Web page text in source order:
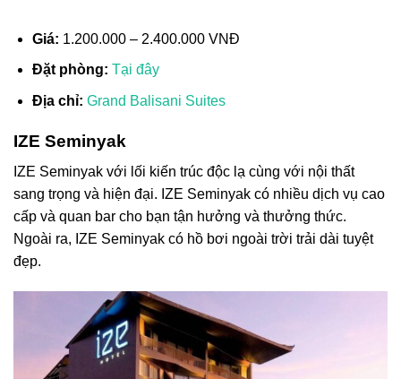
Giá: 1.200.000 – 2.400.000 VNĐ
Đặt phòng: Tại đây
Địa chỉ: Grand Balisani Suites
IZE Seminyak
IZE Seminyak với lối kiến trúc độc lạ cùng với nội thất
sang trọng và hiện đại. IZE Seminyak có nhiều dịch vụ cao
cấp và quan bar cho bạn tận hưởng và thưởng thức.
Ngoài ra, IZE Seminyak có hồ bơi ngoài trời trải dài tuyệt
đẹp.